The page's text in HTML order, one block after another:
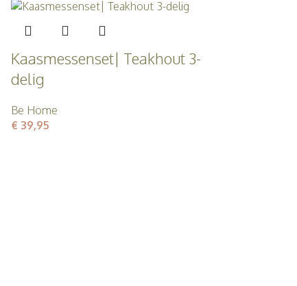
Kaasmessenset| Teakhout 3-
delig
Be Home
€ 39,95